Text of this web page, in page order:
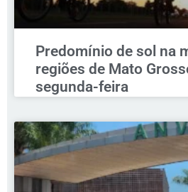
Predomínio de sol na
regiões de Mato
segunda-feira